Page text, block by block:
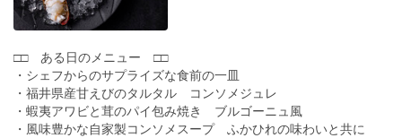
□□ ある日のメニュー □□
・シェフからのサプライズな食前の一皿
・福井県産甘えびのタルタル コンソメジュレ
・蝦夷アワビと茸のパイ包み焼き ブルゴーニュ風
・風味豊かな自家製コンソメスープ ふかひれの味わいと共に